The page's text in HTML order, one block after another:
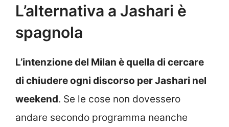
L’alternativa a Jashari è
spagnola
L’intenzione del Milan è quella di cercare
di chiudere ogni discorso per Jashari nel
weekend. Se le cose non dovessero
andare secondo programma neanche